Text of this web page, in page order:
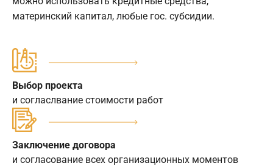
материнский капитал, любые гос. субсидии.
Выбор проекта
и согласлвание стоимости работ
Заключение договора
и согласование всех организационных моментов